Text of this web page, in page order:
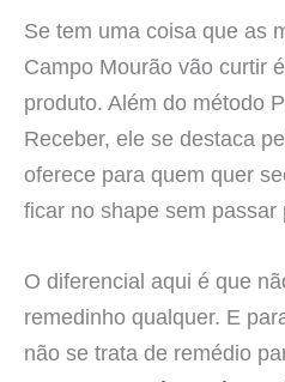
Se tem uma coisa que as
Campo Mourão vão curtir
produto. Além do método
Receber, ele se destaca
oferece para quem quer
ficar no shape sem passar
O diferencial aqui é que
remedinho qualquer. E
não se trata de remédio